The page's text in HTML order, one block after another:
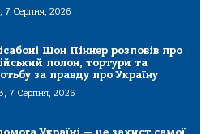
7 Серпня, 2026
Шон Піннер розповів про
полон, тортури та
за правду про Україну
7 Серпня, 2026